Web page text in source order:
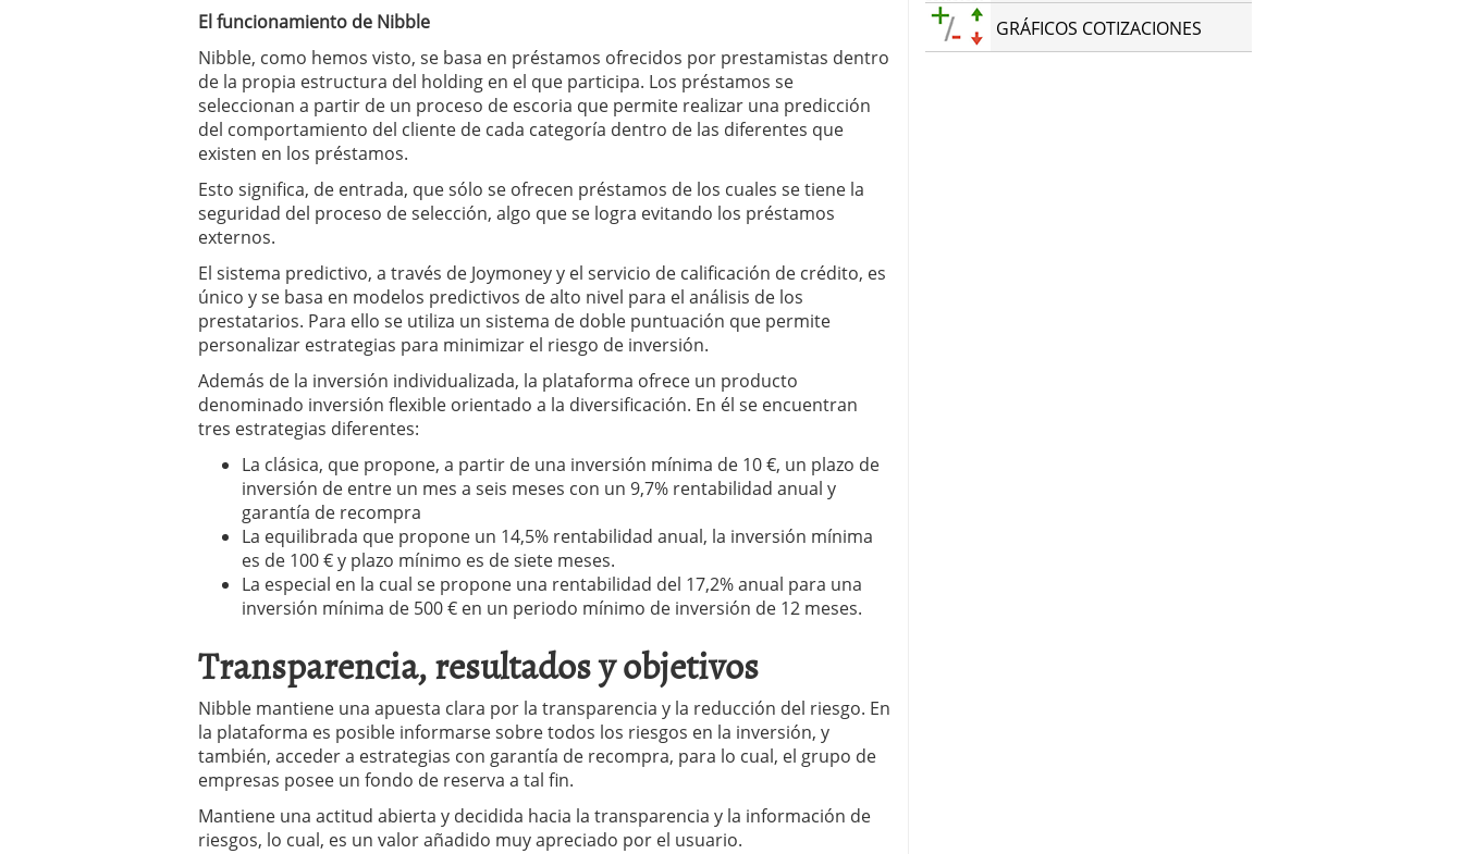
El funcionamiento de Nibble
Nibble, como hemos visto, se basa en préstamos ofrecidos por prestamistas dentro
de la propia estructura del holding en el que participa. Los préstamos se
seleccionan a partir de un proceso de escoria que permite realizar una predicción
del comportamiento del cliente de cada categoría dentro de las diferentes que
existen en los préstamos.
Esto significa, de entrada, que sólo se ofrecen préstamos de los cuales se tiene la
seguridad del proceso de selección, algo que se logra evitando los préstamos
externos.
El sistema predictivo, a través de Joymoney y el servicio de calificación de crédito, es
único y se basa en modelos predictivos de alto nivel para el análisis de los
prestatarios. Para ello se utiliza un sistema de doble puntuación que permite
personalizar estrategias para minimizar el riesgo de inversión.
Además de la inversión individualizada, la plataforma ofrece un producto
denominado inversión flexible orientado a la diversificación. En él se encuentran
tres estrategias diferentes:
La clásica, que propone, a partir de una inversión mínima de 10 €, un plazo de
inversión de entre un mes a seis meses con un 9,7% rentabilidad anual y
garantía de recompra
La equilibrada que propone un 14,5% rentabilidad anual, la inversión mínima
es de 100 € y plazo mínimo es de siete meses.
La especial en la cual se propone una rentabilidad del 17,2% anual para una
inversión mínima de 500 € en un periodo mínimo de inversión de 12 meses.
Transparencia, resultados y objetivos
Nibble mantiene una apuesta clara por la transparencia y la reducción del riesgo. En
la plataforma es posible informarse sobre todos los riesgos en la inversión, y
también, acceder a estrategias con garantía de recompra, para lo cual, el grupo de
empresas posee un fondo de reserva a tal fin.
Mantiene una actitud abierta y decidida hacia la transparencia y la información de
riesgos, lo cual, es un valor añadido muy apreciado por el usuario.
GRÁFICOS COTIZACIONES